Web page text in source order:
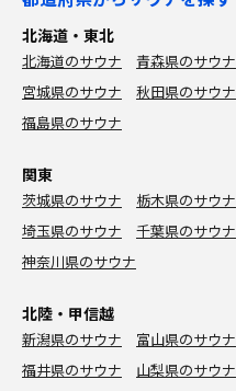
北海道・東北
北海道のサウナ 青森県のサウナ
宮城県のサウナ
秋田県のサウナ
福島県のサウナ
関東
茨城県のサウナ 栃木県のサウナ
埼玉県のサウナ
千葉県のサウナ
神奈川県のサウナ
北陸・甲信越
新潟県のサウナ 富山県のサウナ
福井県のサウナ
山梨県のサウナ